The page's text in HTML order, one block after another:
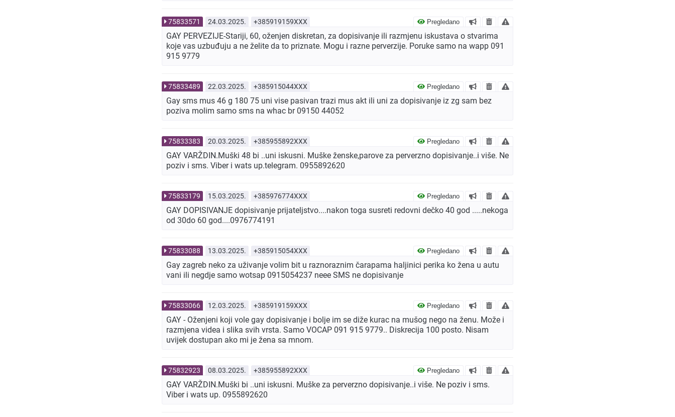
75833571 24.03.2025. +385919159XXX Pregledano
GAY PERVEZIJE-Stariji, 60, oženjen diskretan, za dopisivanje ili razmjenu iskustava o stvarima
koje vas uzbuđuju a ne želite da to priznate. Mogu i razne perverzije. Poruke samo na wapp 091
915 9779
75833489 22.03.2025. +385915044XXX Pregledano
Gay sms mus 46 g 180 75 uni vise pasivan trazi mus akt ili uni za dopisivanje iz zg sam bez
poziva molim samo sms na whac br 09150 44052
75833383 20.03.2025. +385955892XXX Pregledano
GAY VARŽDIN.Muški 48 bi ..uni iskusni. Muške ženske,parove za perverzno dopisivanje..i više. Ne
poziv i sms. Viber i wats up.telegram. 0955892620
75833179 15.03.2025. +385976774XXX Pregledano
GAY DOPISIVANJE dopisivanje prijateljstvo....nakon toga susreti redovni dečko 40 god .....nekoga
od 30do 60 god....0976774191
75833088 13.03.2025. +385915054XXX Pregledano
Gay zagreb neko za uživanje volim bit u raznoraznim čarapama haljinici perika ko žena u autu
vani ili negdje samo wotsap 0915054237 neee SMS ne dopisivanje
75833066 12.03.2025. +385919159XXX Pregledano
GAY - Oženjeni koji vole gay dopisivanje i bolje im se diže kurac na mušog nego na ženu. Može i
razmjena videa i slika svih vrsta. Samo VOCAP 091 915 9779.. Diskrecija 100 posto. Nisam
uvijek dostupan ako mi je žena sa mnom.
75832923 08.03.2025. +385955892XXX Pregledano
GAY VARŽDIN.Muški bi ..uni iskusni. Muške za perverzno dopisivanje..i više. Ne poziv i sms.
Viber i wats up. 0955892620